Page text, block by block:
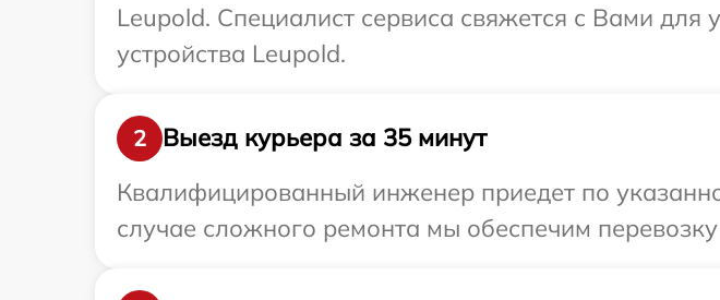
Leupold. Специалист сервиса свяжется с Вами
устройства Leupold.
2
Выезд курьера за 35 минут
Квалифицированный инженер приедет по
случае сложного ремонта мы обеспечим